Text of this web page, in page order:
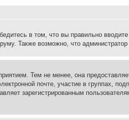
в том, что вы правильно
Также возможно, что
Тем не менее, она
почте, участие в группах,
зарегистрированным